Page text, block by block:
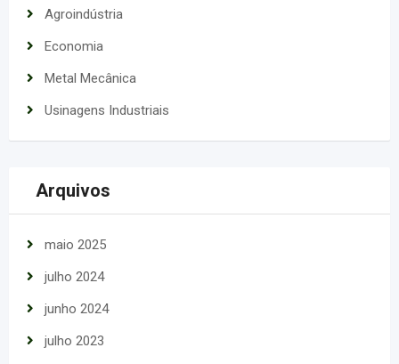
Agroindústria
Economia
Metal Mecânica
Usinagens Industriais
Arquivos
maio 2025
julho 2024
junho 2024
julho 2023